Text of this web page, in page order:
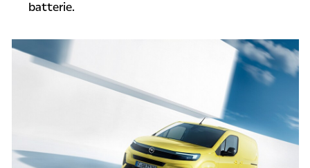
batterie.